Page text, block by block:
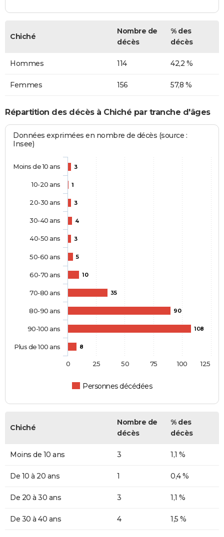
Chiché
Nombre de
décès
% des
décès
Hommes 114 42,2 %
Femmes 156 57,8 %
Répartition des décès à Chiché par tranche d'âges
Données exprimées en nombre de décès (source :
Insee)
3
1
3
4
3
5
10
35
90
108
8
Personnes décédées
Moins de 10 ans
10-20 ans
20-30 ans
30-40 ans
40-50 ans
50-60 ans
60-70 ans
70-80 ans
80-90 ans
90-100 ans
Plus de 100 ans
0 100
25 50 75 125
Chiché
Nombre de
décès
% des
décès
Moins de 10 ans 3 1,1 %
De 10 à 20 ans 1 0,4 %
De 20 à 30 ans 3 1,1 %
De 30 à 40 ans 4 1,5 %